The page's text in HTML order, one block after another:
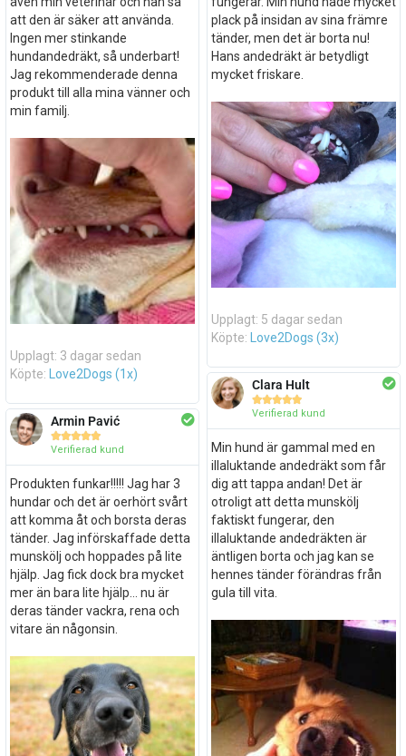
att den är säker att använda.
Ingen mer stinkande
hundandedräkt, så underbart!
Jag rekommenderade denna
produkt till alla mina vänner och
min familj.
Upplagt: 3 dagar sedan
Köpte: Love2Dogs (1x)
Armin Pavić

Verifierad kund
Produkten funkar!!!!! Jag har 3
hundar och det är oerhört svårt
att komma åt och borsta deras
tänder. Jag införskaffade detta
munskölj och hoppades på lite
hjälp. Jag fick dock bra mycket
mer än bara lite hjälp... nu är
deras tänder vackra, rena och
vitare än någonsin.
plack på insidan av sina främre
tänder, men det är borta nu!
Hans andedräkt är betydligt
mycket friskare.
Upplagt: 5 dagar sedan
Köpte: Love2Dogs (3x)
Clara Hult

Verifierad kund
Min hund är gammal med en
illaluktande andedräkt som får
dig att tappa andan! Det är
otroligt att detta munskölj
faktiskt fungerar, den
illaluktande andedräkten är
äntligen borta och jag kan se
hennes tänder förändras från
gula till vita.